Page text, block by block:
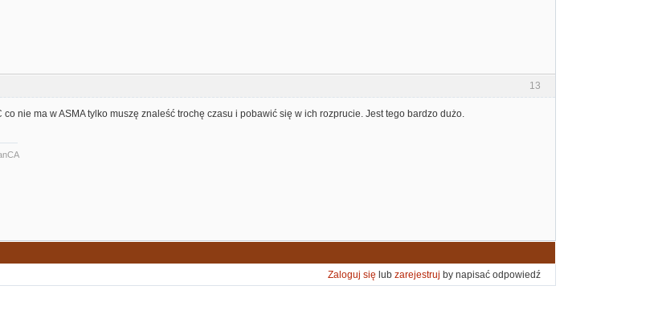
13
co nie ma w ASMA tylko muszę znaleść trochę czasu i pobawić się w ich rozprucie. Jest tego bardzo dużo.
Zaloguj się lub zarejestruj by napisać odpowiedź